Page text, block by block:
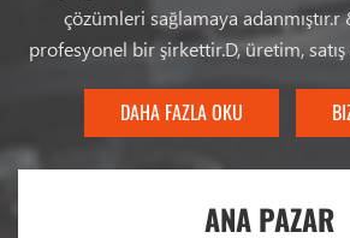
çözümleri sağlamaya
profesyonel bir şirkettir.D, üretim,
elektrikli denge ağırlıklı forkliftler
ekipmanları Biz tüm ürün
mükemmel ürünler sunmayı
zamanda müşterilere tüm
DAHA FAZLA OKU
ANA PAZAR